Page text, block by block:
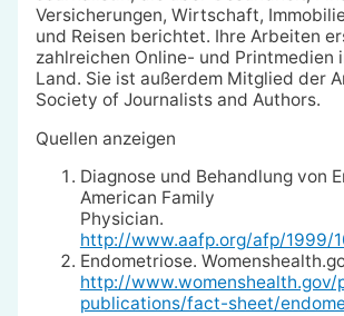
Versicherungen, Wirtschaft,
und Reisen berichtet. Ihre Arbeiten
zahlreichen Online- und Printmedien
Land. Sie ist außerdem Mitglied der
Society of Journalists and Authors.
Quellen anzeigen
Diagnose und Behandlung von
American Family
Physician.
http://www.aafp.org/afp/1999/
Endometriose.
http://
publications/fact-sheet/